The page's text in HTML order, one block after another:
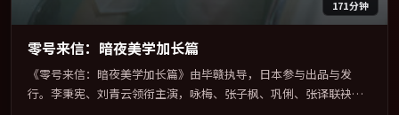
171分钟
零号来信：暗夜美学加长篇
《零号来信：暗夜美学加长篇》由毕赣执导，日本参与出品与发
行。李秉宪、刘青云领衔主演，咏梅、张子枫、巩俐、张译联袂出